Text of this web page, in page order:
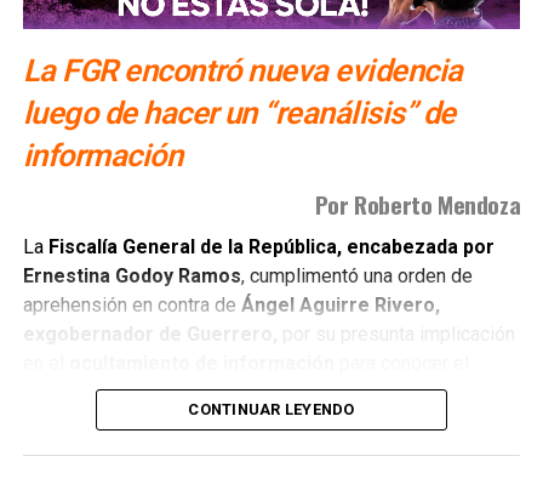
La FGR encontró nueva evidencia
luego de hacer un “reanálisis” de
información
Por Roberto Mendoza
La Fiscalía General de la República, encabezada por
Ernestina Godoy Ramos, cumplimentó una orden de
aprehensión en contra de Ángel Aguirre Rivero,
exgobernador de Guerrero,
por su presunta implicación
paradero de los43 estudiantes de la Escuela Normal
Rural Isidro Burgos. La institución federal justificó la
captura señalando que el requerimiento derivó
CONTINUAR LEYENDO